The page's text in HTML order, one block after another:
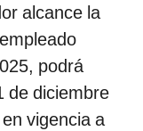
alcance la
podrá
de diciembre
vigencia a